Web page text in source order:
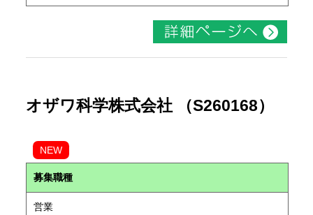
オザワ科学株式会社 （S260168）
NEW
募集職種
営業